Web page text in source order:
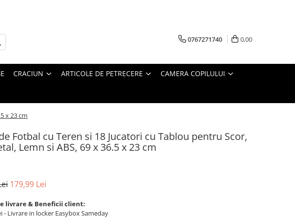
0767271740 0,00
CRACIUN ARTICOLE DE PETRECERE CAMERA COPILULUI
x 23 cm
Fotbal cu Teren si 18 Jucatori cu Tablou pentru Scor,
Lemn si ABS, 69 x 36.5 x 23 cm
179,99 Lei
livrare & Beneficii client:
- Livrare in locker Easybox Sameday